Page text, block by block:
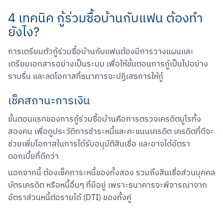
4 เทคนิค กู้ร่วมซื้อบ้านกับแฟน ต้องทำ
ยังไง?
การเตรียมตัวกู้ร่วมซื้อบ้านกับแฟนต้องมีการวางแผนและ
เตรียมเอกสารอย่างเป็นระบบ เพื่อให้ขั้นตอนการกู้เป็นไปอย่าง
ราบรื่น และลดโอกาสที่ธนาคารจะปฏิเสธการให้กู้
เช็คสถานะการเงิน
ขั้นตอนแรกของการกู้ร่วมซื้อบ้านคือการตรวจเครดิตบูโรทั้ง
สองคน เพื่อดูประวัติการชำระหนี้และคะแนนเครดิต เครดิตที่ดีจะ
ช่วยเพิ่มโอกาสในการได้รับอนุมัติสินเชื่อ และอาจได้อัตรา
ดอกเบี้ยที่ดีกว่า
นอกจากนี้ ต้องเช็คภาระหนี้ของทั้งสอง รวมถึงสินเชื่อส่วนบุคคล
บัตรเครดิต หรือหนี้อื่นๆ ที่มีอยู่ เพราะธนาคารจะพิจารณาจาก
อัตราส่วนหนี้ต่อรายได้ (DTI) ของทั้งคู่